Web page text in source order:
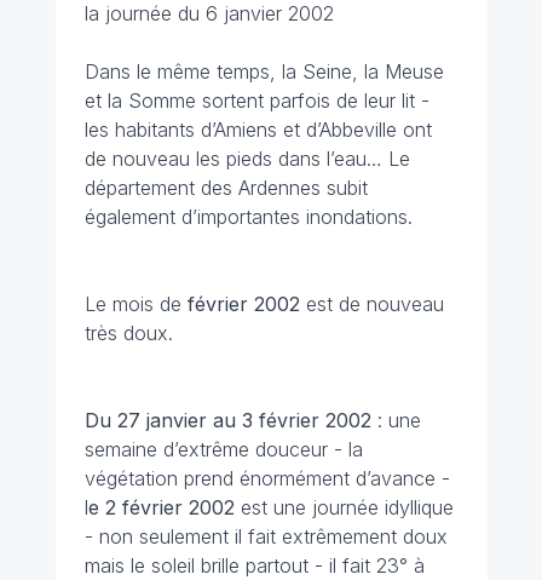
la journée du 6 janvier 2002
Dans le même temps, la Seine, la Meuse
et la Somme sortent parfois de leur lit -
les habitants d’Amiens et d’Abbeville ont
de nouveau les pieds dans l’eau… Le
département des Ardennes subit
également d’importantes inondations.
Le mois de février 2002 est de nouveau
très doux.
Du 27 janvier au 3 février 2002 : une
semaine d’extrême douceur - la
végétation prend énormément d’avance -
le 2 février 2002 est une journée idyllique
- non seulement il fait extrêmement doux
mais le soleil brille partout - il fait 23° à